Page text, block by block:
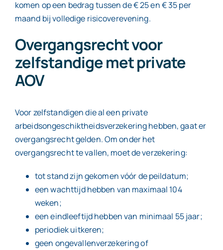
komen op een bedrag tussen de € 25 en € 35 per
maand bij volledige risicoverevening.
Overgangsrecht voor
zelfstandige met private
AOV
Voor zelfstandigen die al een private
arbeidsongeschiktheidsverzekering hebben, gaat er
overgangsrecht gelden. Om onder het
overgangsrecht te vallen, moet de verzekering:
tot stand zijn gekomen vóór de peildatum;
een wachttijd hebben van maximaal 104
weken;
een eindleeftijd hebben van minimaal 55 jaar;
periodiek uitkeren;
geen ongevallenverzekering of